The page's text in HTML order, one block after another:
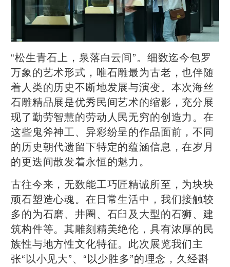
“松生青石上，泉落白云间”。细数迄今包罗
万象的艺术形式，唯石雕最为古老，也伴随
着人类的历史不断地发展与演变。本次海丝
石雕精品展是优秀民间艺术的缩影，充分展
现了勤劳智慧的劳动人民无穷的创造力。在
这些鬼斧神工、异彩纷呈的作品面前，不同
的历史朝代遗留下特定的蕴涵信息，在岁月
的更迭间散发着永恒的魅力。
古往今来，无数能工巧匠精诚所至，为块块
顽石塑造心魂。在日常生活中，我们接触较
多的为石磨、井圈、石臼及大型的石狮、建
筑构件等。其雕刻精美绝伦，具有浓厚的民
族性与地方性文化特征。此次展览我们主
张“以小见大”、“以少胜多”的理念，久经斟